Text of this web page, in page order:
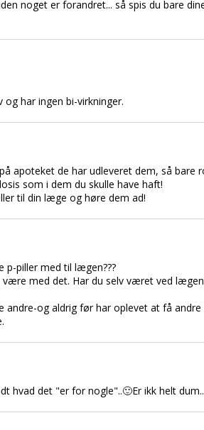
noget er forandret... så spis du bare
har ingen bi-virkninger.
apoteket de har udleveret dem, så bare
som i dem du skulle have haft!
til din læge og høre dem ad!
p-piller med til lægen???
med det. Har du selv været ved
andre-og aldrig før har oplevet at få
hvad det "er for nogle"..🙂Er ikk helt dum..